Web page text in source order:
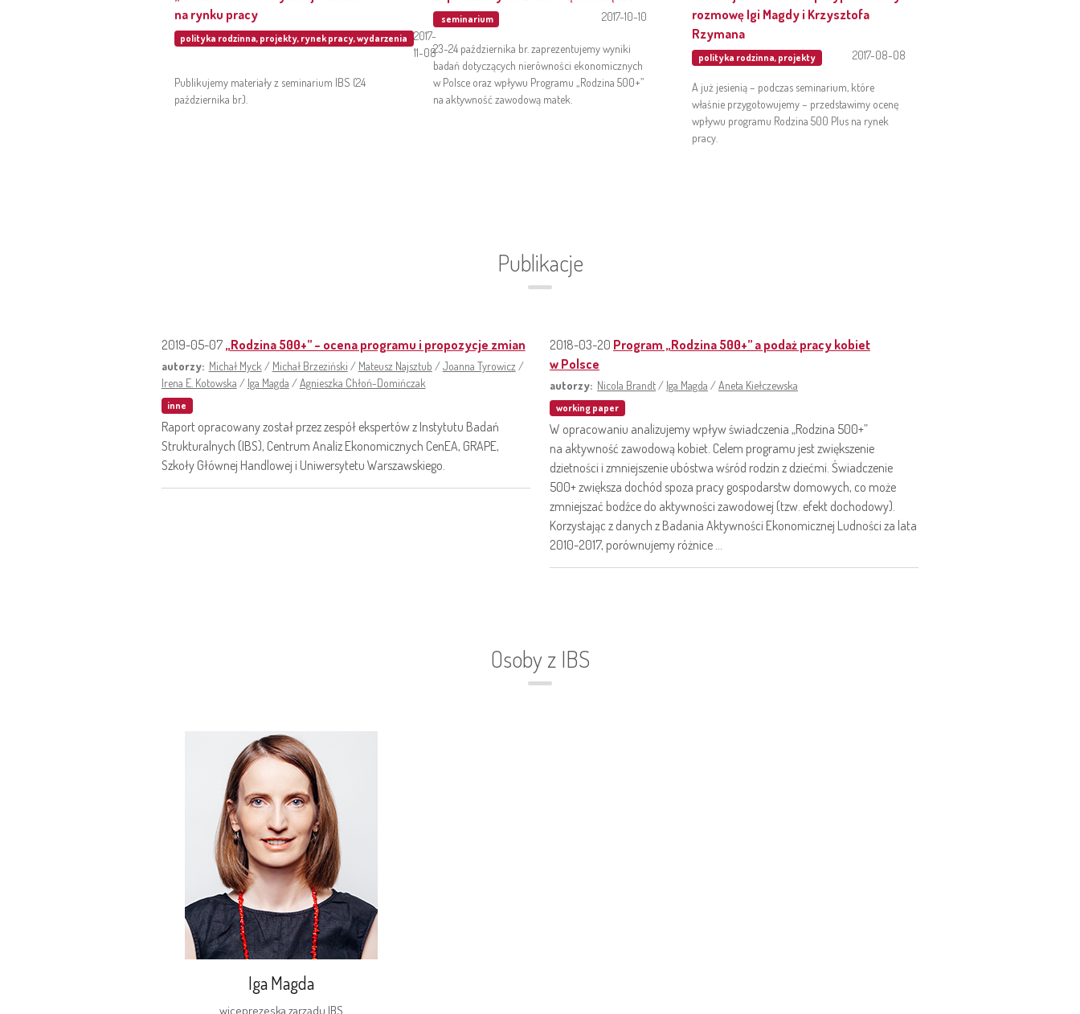
na rynku pracy
polityka rodzinna, projekty, rynek pracy,wydarzenia
2017-
11-08
Publikujemy materiały z seminarium IBS (24
października br.).
seminarium 2017-10-10
23-24 października br. zaprezentujemy wyniki
badań dotyczących nierówności ekonomicznych
w Polsce oraz wpływu Programu „Rodzina 500+”
na aktywność zawodową matek.
rozmowę Igi Magdy i Krzysztofa
Rzymana
polityka rodzinna, projekty 2017-08-08
A już jesienią – podczas seminarium, które
właśnie przygotowujemy – przedstawimy ocenę
wpływu programu Rodzina 500 Plus na rynek
pracy.
Publikacje
2019-05-07 „Rodzina 500+” – ocena programu i propozycje zmian
autorzy: Michał Myck / Michał Brzeziński / Mateusz Najsztub /Joanna Tyrowicz /
Irena E. Kotowska / Iga Magda /Agnieszka Chłoń-Domińczak
inne
Raport opracowany został przez zespół ekspertów z Instytutu Badań
Strukturalnych (IBS), Centrum Analiz Ekonomicznych CenEA, GRAPE,
Szkoły Głównej Handlowej i Uniwersytetu Warszawskiego.
2018-03-20 Program „Rodzina 500+” a podaż pracy kobiet
w Polsce
autorzy: Nicola Brandt / Iga Magda /Aneta Kiełczewska
working paper
W opracowaniu analizujemy wpływ świadczenia „Rodzina 500+”
na aktywność zawodową kobiet. Celem programu jest zwiększenie
dzietności i zmniejszenie ubóstwa wśród rodzin z dziećmi. Świadczenie
500+ zwiększa dochód spoza pracy gospodarstw domowych, co może
zmniejszać bodźce do aktywności zawodowej (tzw. efekt dochodowy).
Korzystając z danych z Badania Aktywności Ekonomicznej Ludności za lata
2010-2017, porównujemy różnice ...
Osoby z IBS
Iga Magda
wiceprezeska zarządu IBS